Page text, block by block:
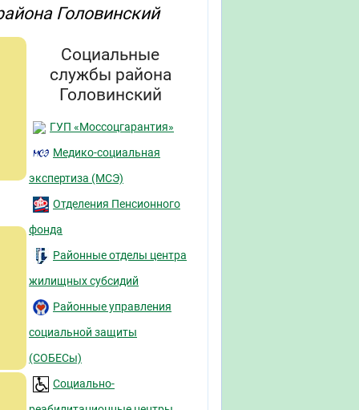
Головинский
Социальные
службы района
Головинский
ГУП «Моссоцгарантия»
Медико-социальная
экспертиза (МСЭ)
Отделения Пенсионного
фонда
Районные отделы центра
жилищных субсидий
Районные управления
социальной защиты
(СОБЕСы)
Социально-